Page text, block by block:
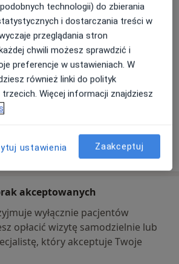
Pokaż kalendarz
telefonu
telefonu
Pokaż więcej
o adresie
akceptowanych
wyłącznie pacjentów
opłacić wizytę samodzielnie lub
który akceptuje Twoje
technologii) do zbierania
i dostarczania treści w
przeglądania stron
chwili możesz sprawdzić i
preferencje w ustawieniach. W
również linki do polityk
Więcej informacji znajdziesz
ustawienia Zaakceptuj